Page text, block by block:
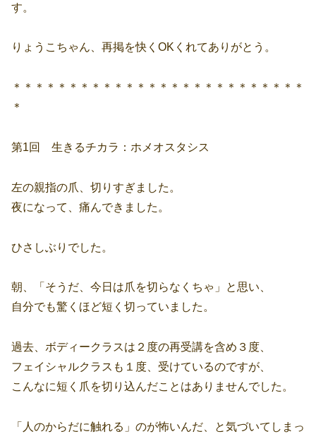
す。
りょうこちゃん、再掲を快くOKくれてありがとう。
＊＊＊＊＊＊＊＊＊＊＊＊＊＊＊＊＊＊＊＊＊＊＊＊＊＊
＊
第1回 生きるチカラ：ホメオスタシス
左の親指の爪、切りすぎました。
夜になって、痛んできました。
ひさしぶりでした。
朝、「そうだ、今日は爪を切らなくちゃ」と思い、
自分でも驚くほど短く切っていました。
過去、ボディークラスは２度の再受講を含め３度、
フェイシャルクラスも１度、受けているのですが、
こんなに短く爪を切り込んだことはありませんでした。
「人のからだに触れる」のが怖いんだ、と気づいてしまっ